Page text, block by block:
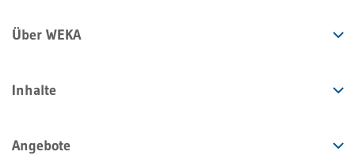
Über WEKA
Inhalte
Angebote